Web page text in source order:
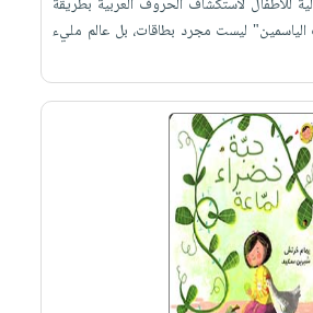
للأطفال لاستكشاف الحروف العربية بطريقة
ليست مجرد بطاقات، بل عالم مليء